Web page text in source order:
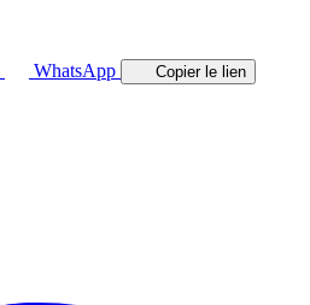
WhatsApp Copier le lien